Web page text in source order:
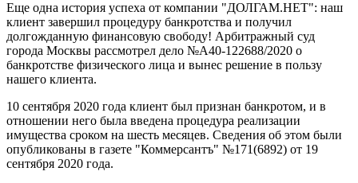
Еще одна история успеха от компании "ДОЛГАМ.НЕТ": наш
клиент завершил процедуру банкротства и получил
долгожданную финансовую свободу! Арбитражный суд
города Москвы рассмотрел дело №А40-122688/2020 о
банкротстве физического лица и вынес решение в пользу
нашего клиента.
10 сентября 2020 года клиент был признан банкротом, и в
отношении него была введена процедура реализации
имущества сроком на шесть месяцев. Сведения об этом были
опубликованы в газете "Коммерсантъ" №171(6892) от 19
сентября 2020 года.